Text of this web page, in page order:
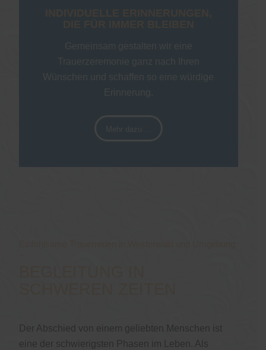
Gemeinsam gestalten wir eine
Trauerzeremonie ganz nach Ihren
Wünschen und schaffen so eine würdige
Erinnerung.
Mehr dazu ...
Der Abschied von einem geliebten Menschen ist
eine der schwierigsten Phasen im Leben. Als